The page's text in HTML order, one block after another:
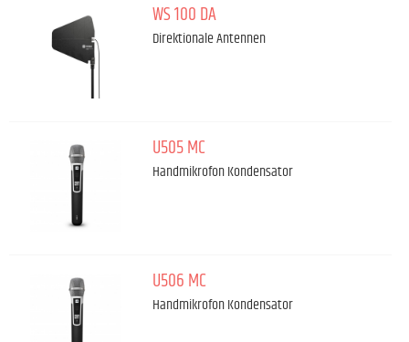
WS 100 DA
Direktionale Antennen
U505 MC
Handmikrofon Kondensator
U506 MC
Handmikrofon Kondensator